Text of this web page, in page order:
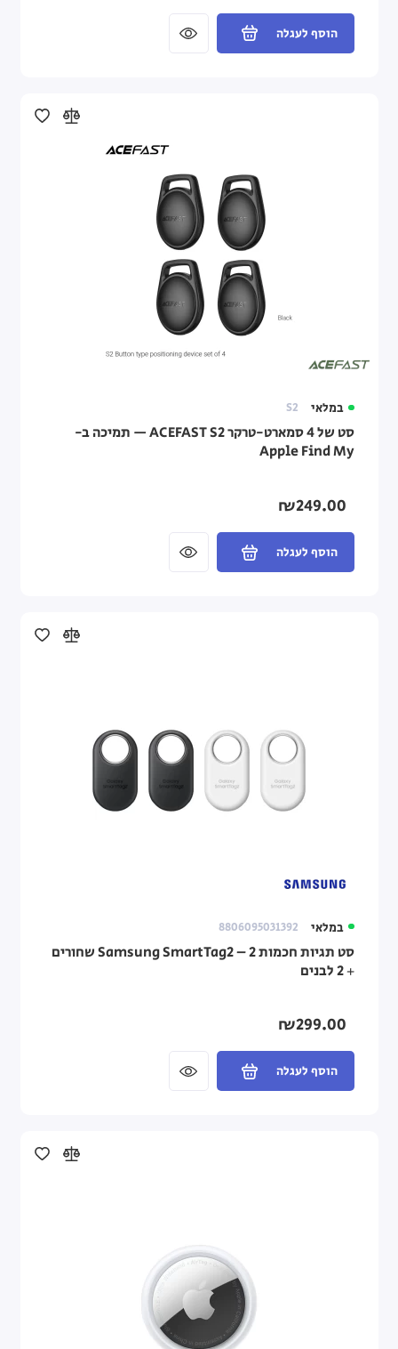
הוסף לעגלה
במלאי S2
סט של 4 סמארט-טרקר ACEFAST S2 — תמיכה ב-
Apple Find My
₪249.00
הוסף לעגלה
במלאי 8806095031392
סט תגיות חכמות Samsung SmartTag2 – 2 שחורים
+ 2 לבנים
₪299.00
הוסף לעגלה